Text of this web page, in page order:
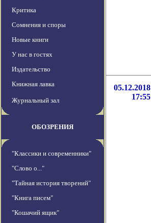
Критика
Сомнения и споры
Новые книги
У нас в гостях
Издательство
Книжная лавка
Журнальный зал
ОБОЗРЕНИЯ
"Классики и современники"
"Слово о..."
"Тайная история творений"
"Книга писем"
"Кошачий ящик"
05.12.2018
17:55